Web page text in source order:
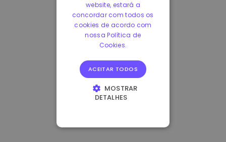
website, estará a
concordar com todos os
cookies de acordo com
nossa Política de
Cookies.
ACEITAR TODOS
MOSTRAR
DETALHES